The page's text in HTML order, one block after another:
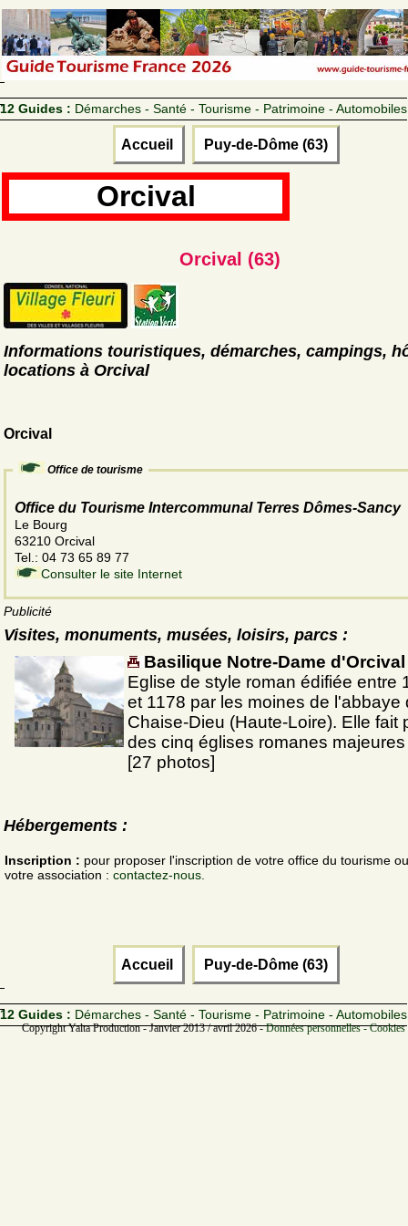
12 Guides : Démarches - Santé - Tourisme - Patrimoine - Automobiles
Accueil Puy-de-Dôme (63)
Orcival
Orcival (63)
Informations touristiques, démarches, campings,
locations à Orcival
Orcival
Office de tourisme
Office du Tourisme Intercommunal Terres Dômes-Sancy
Le Bourg
63210 Orcival
Tel.: 04 73 65 89 77
Consulter le site Internet
Publicité
Visites, monuments, musées, loisirs, parcs :
Basilique Notre-Dame d'Orcival
Eglise de style roman édifiée entre
et 1178 par les moines de l'abbaye
Chaise-Dieu (Haute-Loire). Elle fait
des cinq églises romanes
[27 photos]
Hébergements :
Inscription : pour proposer l'inscription de votre office du tourisme
votre association : contactez-nous.
Accueil Puy-de-Dôme (63)
12 Guides : Démarches - Santé - Tourisme - Patrimoine - Automobiles
Copyright Yalta Production - Janvier 2013 / avril 2026 -Données personnelles -